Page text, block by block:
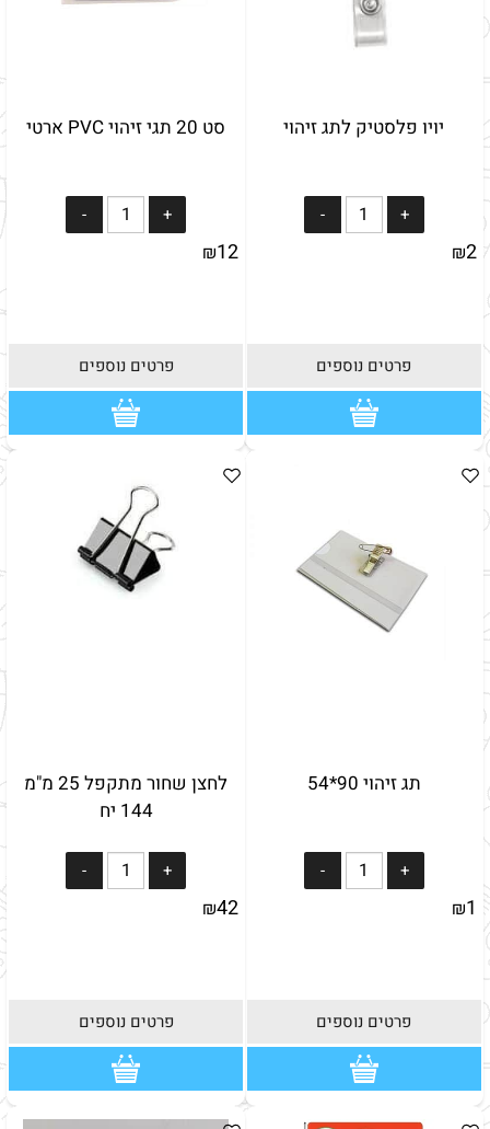
יויו פלסטיק לתג זיהוי
₪2
פרטים נוספים
סט 20 תגי זיהוי PVC ארטי
₪12
פרטים נוספים
תג זיהוי 90*54
₪1
פרטים נוספים
לחצן שחור מתקפל 25 מ"מ
144 יח
₪42
פרטים נוספים